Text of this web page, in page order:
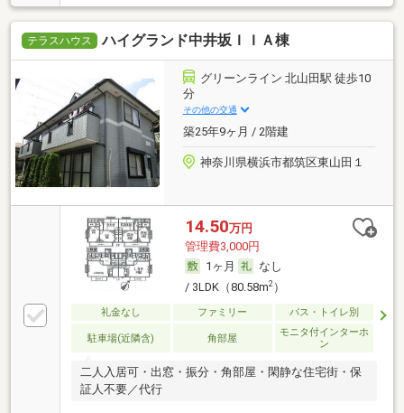
テラスハウス ハイグランド中井坂ＩＩＡ棟
グリーンライン 北山田駅 徒歩10
分
その他の交通
築25年9ヶ月 / 2階建
神奈川県横浜市都筑区東山田１
14.50万円
管理費3,000円
1ヶ月
なし
/ 3LDK（80.58m2）
礼金なし ファミリー バス・トイレ別
駐車場(近隣含) 角部屋
モニタ付インターホ
ン
二人入居可・出窓・振分・角部屋・閑静な住宅街・保
証人不要／代行